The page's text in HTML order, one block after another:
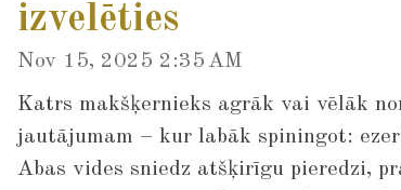
izvelēties
Nov 15, 2025 2:35 AM
Katrs makšķernieks agrāk vai vēlāk
jautājumam – kur labāk spiningot:
Abas vides sniedz atšķirīgu pieredzi,